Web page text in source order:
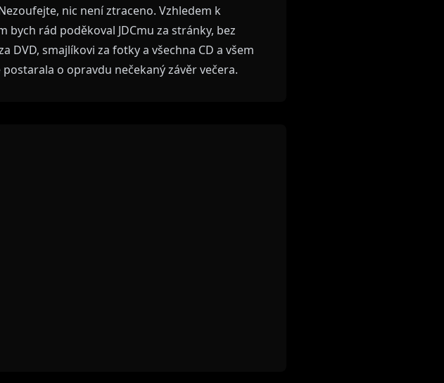
nic není ztraceno. Vzhledem k
bych rád poděkoval JDCmu za stránky, bez
DVD, smajlíkovi za fotky a všechna CD a všem
o opravdu nečekaný závěr večera.